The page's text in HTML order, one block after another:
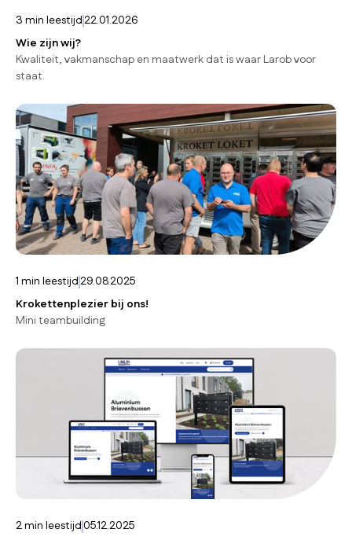
3 min leestijd22.01.2026
Wie zijn wij?
Kwaliteit, vakmanschap en maatwerk dat is waar Larob voor
staat.
1 min leestijd29.08.2025
Krokettenplezier bij ons!
Mini teambuilding
2min leestijd 05.12.2025